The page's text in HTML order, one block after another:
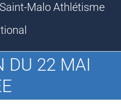
Malo Athlétisme
DU 22 MAI